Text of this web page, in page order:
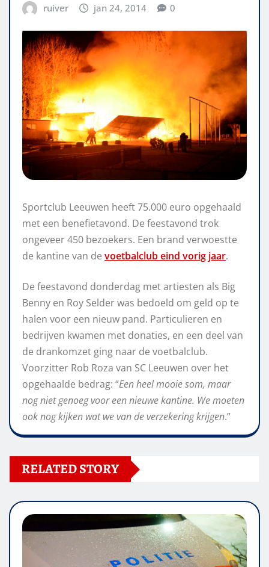
ruiver jan 24, 2014 0
Sportclub Leeuwen heeft 75.000 euro opgehaald
met een benefietavond. De feestavond trok
ongeveer 450 bezoekers. Een brand verwoestte
de kantine van de voetbalclub eind vorig jaar.
De feestavond donderdag met artiesten als Big
Benny en Roy Selder was bedoeld om geld op te
halen voor een nieuw pand. Particulieren en
bedrijven kwamen met donaties, en een deel van
de drankomzet ging naar de voetbalclub.
Voorzitter Rob Roza van SC Leeuwen over het
opgehaalde bedrag: “Een heel mooie som, maar
nog niet genoeg voor een nieuwe kantine. We moeten
ook nog kijken wat we van de verzekering krijgen.”
RELATED STORY